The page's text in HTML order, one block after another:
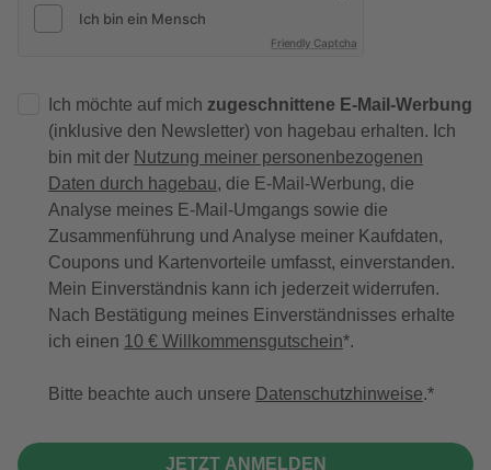
Friendly Captcha
Ich möchte auf mich zugeschnittene E-Mail-Werbung
(inklusive den Newsletter) von hagebau erhalten. Ich
bin mit der Nutzung meiner personenbezogenen
Daten durch hagebau, die E-Mail-Werbung, die
Analyse meines E-Mail-Umgangs sowie die
Zusammenführung und Analyse meiner Kaufdaten,
Coupons und Kartenvorteile umfasst, einverstanden.
Mein Einverständnis kann ich jederzeit widerrufen.
Nach Bestätigung meines Einverständnisses erhalte
ich einen 10 € Willkommensgutschein*.
Bitte beachte auch unsere Datenschutzhinweise.
JETZT ANMELDEN